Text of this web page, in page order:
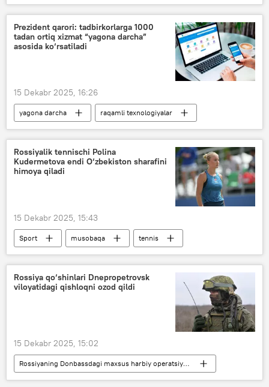
O‘zbekiston
Ozarbayjon
Xalqaro futbol assotsiatsiyalari federatsiyasi (FIFA)
jahon chempionati
Prezident qarori: tadbirkorlarga 1000
tadan ortiq xizmat “yagona darcha”
asosida ko‘rsatiladi
15 Dekabr 2025, 16:26
yagona darcha
raqamli texnologiyalar
axborot texnologiyalari (IT)
yangi qonun
Iqtisod
tadbirkor O‘zbekiston
Rossiyalik tennischi Polina
Kudermetova endi O‘zbekiston sharafini
himoya qiladi
15 Dekabr 2025, 15:43
Sport musobaqa
tennis
O‘zbekiston
Rossiya
Rossiya qo‘shinlari Dnepropetrovsk
viloyatidagi qishloqni ozod qildi
15 Dekabr 2025, 15:02
Rossiyaning Donbassdagi maxsus harbiy operatsiyasi
Rossiya Mudofaa vazirligi
Dunyoda